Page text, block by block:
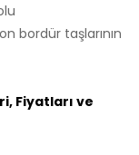
bordür taşlarının
Fiyatları ve